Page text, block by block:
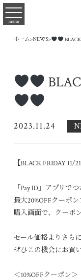
menu
ホーム>NEWS>
2023.11.24
【BLACK FRIDAY 11/
「Pay ID」アプリでつ
最大20%OFFクーポン
購入画面で、クーポ
セール価格よりさら
ぜひこの機会にお買
＜10%OFFクーポン＞